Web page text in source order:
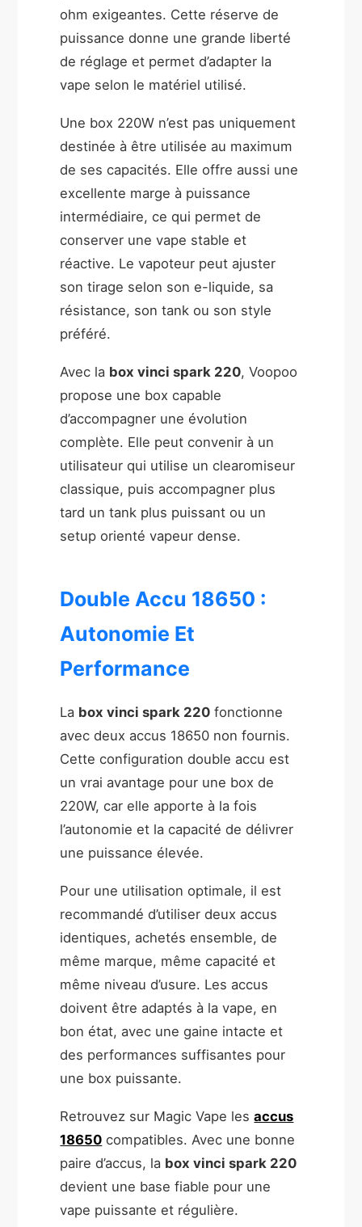
ohm exigeantes. Cette réserve de
puissance donne une grande liberté
de réglage et permet d’adapter la
vape selon le matériel utilisé.
Une box 220W n’est pas uniquement
destinée à être utilisée au maximum
de ses capacités. Elle offre aussi une
excellente marge à puissance
intermédiaire, ce qui permet de
conserver une vape stable et
réactive. Le vapoteur peut ajuster
son tirage selon son e-liquide, sa
résistance, son tank ou son style
préféré.
Avec la box vinci spark 220, Voopoo
propose une box capable
d’accompagner une évolution
complète. Elle peut convenir à un
utilisateur qui utilise un clearomiseur
classique, puis accompagner plus
tard un tank plus puissant ou un
setup orienté vapeur dense.
Double Accu 18650 :
Autonomie Et
Performance
La box vinci spark 220 fonctionne
avec deux accus 18650 non fournis.
Cette configuration double accu est
un vrai avantage pour une box de
220W, car elle apporte à la fois
l’autonomie et la capacité de délivrer
une puissance élevée.
Pour une utilisation optimale, il est
recommandé d’utiliser deux accus
identiques, achetés ensemble, de
même marque, même capacité et
même niveau d’usure. Les accus
doivent être adaptés à la vape, en
bon état, avec une gaine intacte et
des performances suffisantes pour
une box puissante.
Retrouvez sur Magic Vape lesaccus
18650 compatibles. Avec une bonne
paire d’accus, la box vinci spark 220
devient une base fiable pour une
vape puissante et régulière.